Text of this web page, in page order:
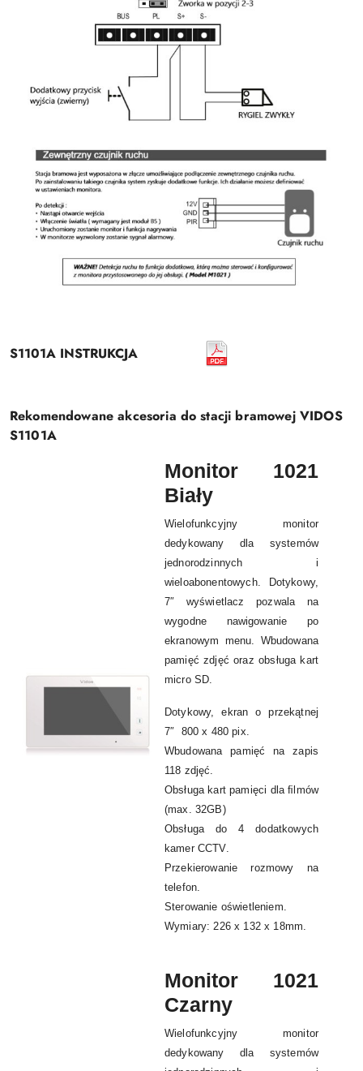
S1101A INSTRUKCJA
Rekomendowane akcesoria do stacji bramowej VIDOS
S1101A
Monitor 1021
Biały
Wielofunkcyjny monitor
dedykowany dla systemów
jednorodzinnych i
wieloabonentowych. Dotykowy,
7″ wyświetlacz pozwala na
wygodne nawigowanie po
ekranowym menu. Wbudowana
pamięć zdjęć oraz obsługa kart
micro SD.
Dotykowy, ekran o przekątnej
7″ 800 x 480 pix.
Wbudowana pamięć na zapis
118 zdjęć.
Obsługa kart pamięci dla ﬁlmów
(max. 32GB)
Obsługa do 4 dodatkowych
kamer CCTV.
Przekierowanie rozmowy na
telefon.
Sterowanie oświetleniem.
Wymiary: 226 x 132 x 18mm.
Monitor 1021
Czarny
Wielofunkcyjny monitor
dedykowany dla systemów